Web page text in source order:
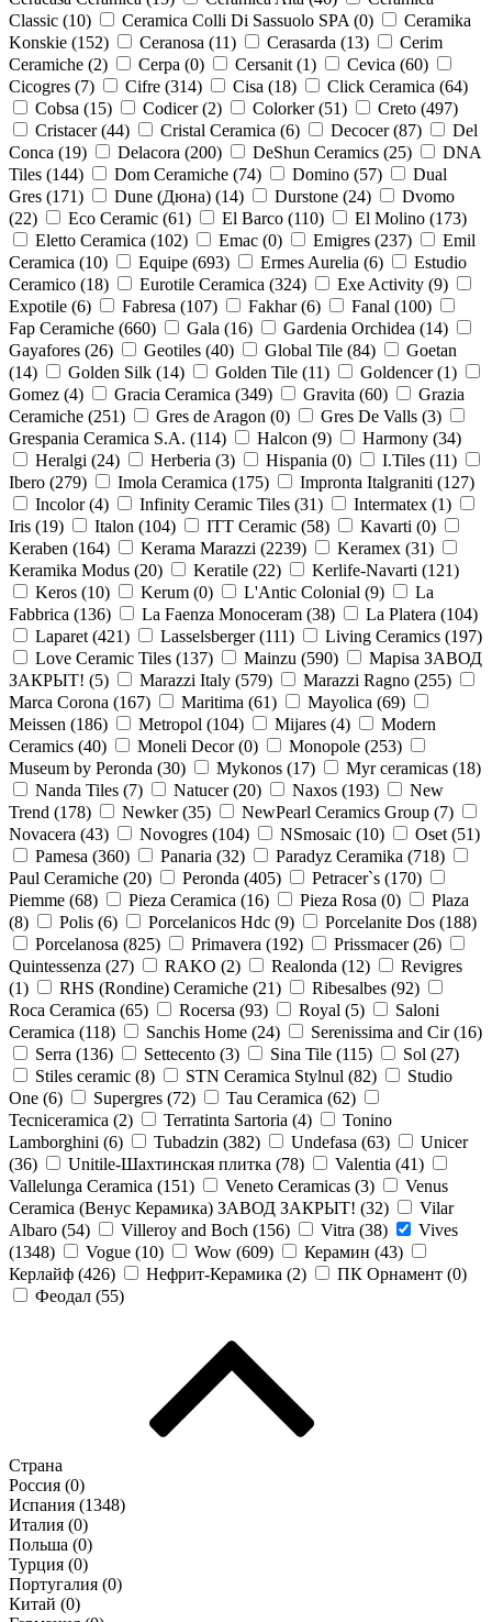
Classic (10) Ceramica Colli Di Sassuolo SPA (0)
Ceramika
Konskie (152) Ceranosa (11) Cerasarda (13)
Cerim
Ceramiche (2) Cerpa (0) Cersanit (1) Cevica (60)
Cicogres (7) Cifre (314) Cisa (18) Click Ceramica (64)
Cobsa (15) Codicer (2) Colorker (51) Creto (497)
Cristacer (44) Cristal Ceramica (6) Decocer (87)
Del
Conca (19) Delacora (200) DeShun Ceramics (25)
DNA
Tiles (144) Dom Ceramiche (74) Domino (57)
Dual
Gres (171) Dune (Дюна) (14) Durstone (24)
Dvomo
(22) Eco Ceramic (61) El Barco (110) El Molino (173)
Eletto Ceramica (102) Emac (0) Emigres (237)
Emil
Ceramica (10) Equipe (693) Ermes Aurelia (6)
Estudio
Ceramico (18) Eurotile Ceramica (324) Exe Activity (9)
Expotile (6) Fabresa (107) Fakhar (6) Fanal (100)
Fap Ceramiche (660) Gala (16) Gardenia Orchidea (14)
Gayafores (26) Geotiles (40) Global Tile (84)
Goetan
(14) Golden Silk (14) Golden Tile (11) Goldencer (1)
Gomez (4) Gracia Ceramica (349) Gravita (60)
Grazia
Ceramiche (251) Gres de Aragon (0) Gres De Valls (3)
Grespania Ceramica S.A. (114) Halcon (9) Harmony (34)
Heralgi (24) Herberia (3) Hispania (0) I.Tiles (11)
Ibero (279) Imola Ceramica (175) Impronta Italgraniti (127)
Incolor (4) Infinity Ceramic Tiles (31) Intermatex (1)
Iris (19) Italon (104) ITT Ceramic (58) Kavarti (0)
Keraben (164) Kerama Marazzi (2239) Keramex (31)
Keramika Modus (20) Keratile (22) Kerlife-Navarti (121)
Keros (10) Kerum (0) L'Antic Colonial (9)
La
Fabbrica (136) La Faenza Monoceram (38) La Platera (104)
Laparet (421) Lasselsberger (111) Living Ceramics (197)
Love Ceramic Tiles (137) Mainzu (590)
Mapisa ЗАВОД
ЗАКРЫТ! (5) Marazzi Italy (579) Marazzi Ragno (255)
Marca Corona (167) Maritima (61) Mayolica (69)
Meissen (186) Metropol (104) Mijares (4)
Modern
Ceramics (40) Moneli Decor (0) Monopole (253)
Museum by Peronda (30) Mykonos (17) Myr ceramicas (18)
Nanda Tiles (7) Natucer (20) Naxos (193)
New
Trend (178) Newker (35) NewPearl Ceramics Group (7)
Novacera (43) Novogres (104) NSmosaic (10) Oset (51)
Pamesa (360) Panaria (32) Paradyz Ceramika (718)
Paul Ceramiche (20) Peronda (405) Petracer`s (170)
Piemme (68) Pieza Ceramica (16) Pieza Rosa (0)
Plaza
(8) Polis (6) Porcelanicos Hdc (9) Porcelanite Dos (188)
Porcelanosa (825) Primavera (192) Prissmacer (26)
Quintessenza (27) RAKO (2) Realonda (12)
Revigres
(1) RHS (Rondine) Ceramiche (21) Ribesalbes (92)
Roca Ceramica (65) Rocersa (93) Royal (5)
Saloni
Ceramica (118) Sanchis Home (24) Serenissima and Cir (16)
Serra (136) Settecento (3) Sina Tile (115) Sol (27)
Stiles ceramic (8) STN Ceramica Stylnul (82)
Studio
One (6) Supergres (72) Tau Ceramica (62)
Tecniceramica (2) Terratinta Sartoria (4)
Tonino
Lamborghini (6) Tubadzin (382) Undefasa (63)
Unicer
(36) Unitile-Шахтинская плитка (78) Valentia (41)
Vallelunga Ceramica (151) Veneto Ceramicas (3)
Venus
Ceramica (Венус Керамика) ЗАВОД ЗАКРЫТ! (32)
Vilar
Albaro (54) Villeroy and Boch (156) Vitra (38)
Vives
(1348) Vogue (10) Wow (609) Керамин (43)
Керлайф (426) Нефрит-Керамика (2) ПК Орнамент (0)
Феодал (55)
Страна
Россия (0)
Испания (1348)
Италия (0)
Польша (0)
Турция (0)
Португалия (0)
Китай (0)